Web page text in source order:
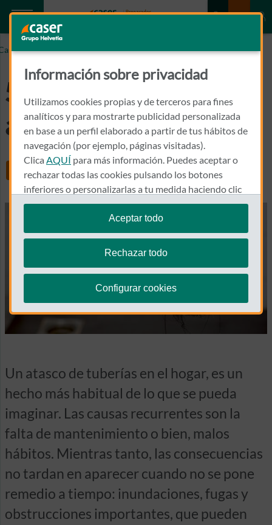
5 Tips para evitar atascos en tuberías
5 Tips para evitar
atascos en tuberías
Share
Un atasco de tuberías en el hogar, es un
hecho más habitual de lo que se pueda
imaginar. Las causas recurrentes son la
falta de mantenimiento o bien, malos
hábitos. Mientras tanto, las consecuencias
no tardan en aparecer cuando no se pone
remedio a tiempo: inundaciones, fugas y
obstrucciones importantes, que pueden
Información sobre privacidad
Utilizamos cookies propias y de terceros para fines
analíticos y para mostrarte publicidad personalizada
en base a un perfil elaborado a partir de tus hábitos de
navegación (por ejemplo, páginas visitadas).
Clica AQUÍ para más información. Puedes aceptar o
rechazar todas las cookies pulsando los botones
inferiores o personalizarlas a tu medida haciendo clic
en"configurar cookies".
Te recordamos que puedes modificar tus ajustes de
cookies en cualquier momento en la sección
Aceptar todo
Rechazar todo
Configurar cookies